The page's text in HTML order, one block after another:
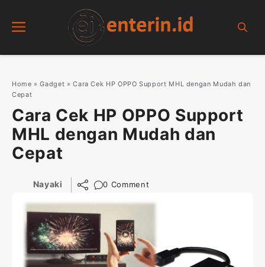
Menu
Home »Gadget »Cara Cek HP OPPO Support MHL dengan Mudah dan
Cepat
Cara Cek HP OPPO Support
MHL dengan Mudah dan
Cepat
Nayaki 0 Comment